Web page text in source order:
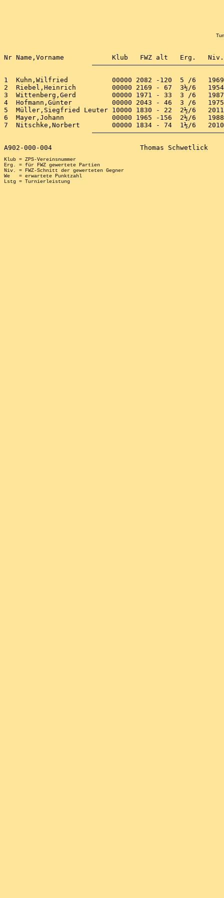
1  Kuhn,Wilfried           00000 2082 -120  5 /6   1969
2  Riebel,Heinrich         00000 2169 - 67  3½/6
3  Wittenberg,Gerd         00000 1971 - 33  3 /6
4  Hofmann,Günter          00000 2043 - 46  3 /6
5  Müller,Siegfried Leuter 10000 1830 - 22  2½/6
6  Mayer,Johann            00000 1965 -156  2½/6
Klub = ZPS-Vereinsnummer
Erg. = für FWZ gewertete Partien
Niv. = FWZ-Schnitt der gewerteten Gegner
We   = erwartete Punktzahl